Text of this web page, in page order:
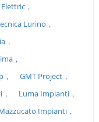
Elettric，
Lurino，
，
，
GMT Project，
Luma Impianti，
Impianti，